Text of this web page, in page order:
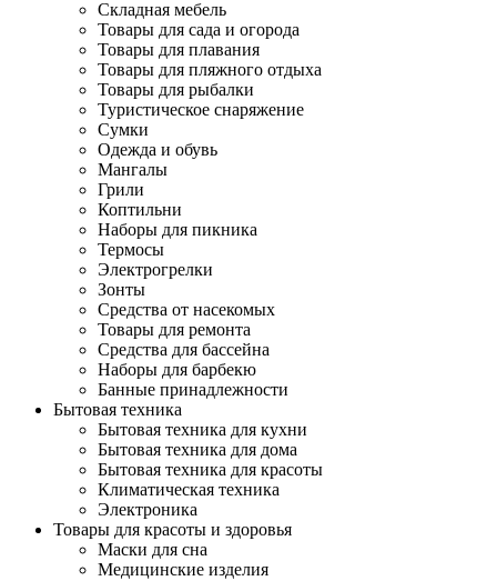
Складная мебель
Товары для сада и огорода
Товары для плавания
Товары для пляжного отдыха
Товары для рыбалки
Туристическое снаряжение
Сумки
Одежда и обувь
Мангалы
Грили
Коптильни
Наборы для пикника
Термосы
Электрогрелки
Зонты
Средства от насекомых
Товары для ремонта
Средства для бассейна
Наборы для барбекю
Банные принадлежности
Бытовая техника
Бытовая техника для кухни
Бытовая техника для дома
Бытовая техника для красоты
Климатическая техника
Электроника
Товары для красоты и здоровья
Маски для сна
Медицинские изделия